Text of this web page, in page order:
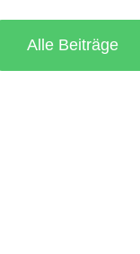
Alle Beiträge